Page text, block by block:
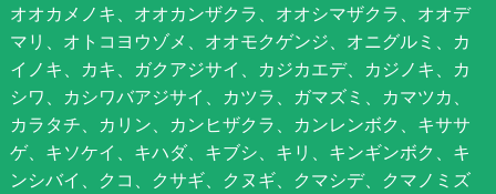
オオカメノキ、オオカンザクラ、オオシマザクラ、オオデ
マリ、オトコヨウゾメ、オオモクゲンジ、オニグルミ、カ
イノキ、カキ、ガクアジサイ、カジカエデ、カジノキ、カ
シワ、カシワバアジサイ、カツラ、ガマズミ、カマツカ、
カラタチ、カリン、カンヒザクラ、カンレンボク、キササ
ゲ、キソケイ、キハダ、キブシ、キリ、キンギンボク、キ
ンシバイ、クコ、クサギ、クヌギ、クマシデ、クマノミズ